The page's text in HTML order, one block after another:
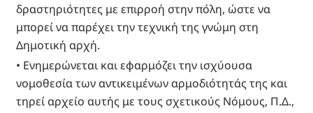
δραστηριότητες με επιρροή στην πόλη, ώστε να
μπορεί να παρέχει την τεχνική της γνώμη στη
Δημοτική αρχή.
• Ενημερώνεται και εφαρμόζει την ισχύουσα
νομοθεσία των αντικειμένων αρμοδιότητάς της και
τηρεί αρχείο αυτής με τους σχετικούς Νόμους, Π.Δ.,